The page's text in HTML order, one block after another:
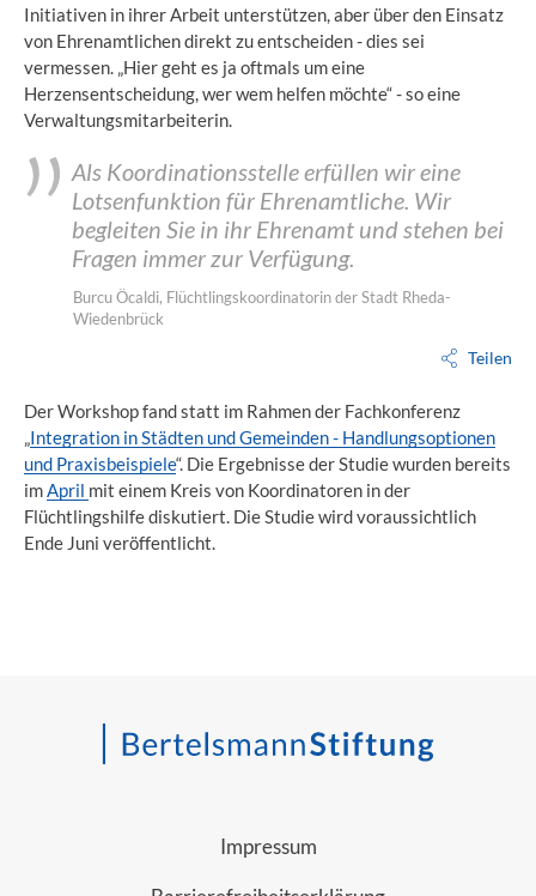
Initiativen in ihrer Arbeit unterstützen, aber über den Einsatz
von Ehrenamtlichen direkt zu entscheiden - dies sei
vermessen. „Hier geht es ja oftmals um eine
Herzensentscheidung, wer wem helfen möchte“ - so eine
Verwaltungsmitarbeiterin.
Als Koordinationsstelle erfüllen wir eine
Lotsenfunktion für Ehrenamtliche. Wir
begleiten Sie in ihr Ehrenamt und stehen bei
Fragen immer zur Verfügung.
Burcu Öcaldi, Flüchtlingskoordinatorin der Stadt Rheda-
Wiedenbrück
Teilen
Der Workshop fand statt im Rahmen der Fachkonferenz
„Integration in Städten und Gemeinden - Handlungsoptionen
und Praxisbeispiele“. Die Ergebnisse der Studie wurden bereits
imApril mit einem Kreis von Koordinatoren in der
Flüchtlingshilfe diskutiert. Die Studie wird voraussichtlich
Ende Juni veröffentlicht.
Impressum